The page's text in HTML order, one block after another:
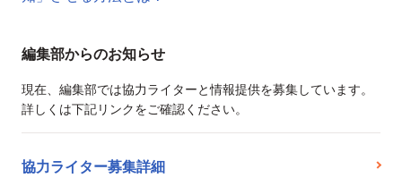
編集部からのお知らせ
現在、編集部では協力ライターと情報提供を募集しています。
詳しくは下記リンクをご確認ください。
協力ライター募集詳細